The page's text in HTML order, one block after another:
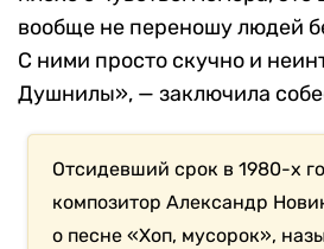
вообще не переношу людей
С ними просто скучно и
Душнилы», — заключила
Отсидевший срок в 1980-х
композитор Александр
о песне «Хоп, мусорок»,